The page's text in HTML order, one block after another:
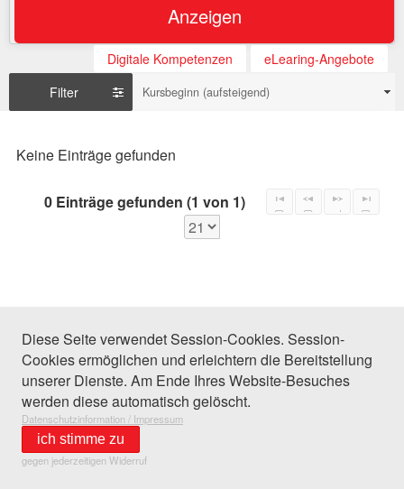
Anzeigen
Digitale Kompetenzen
eLearing-Angebote
Filter
Kursbeginn (aufsteigend)
Keine Einträge gefunden
0 Einträge gefunden (1 von 1)
Diese Seite verwendet Session-Cookies. Session-
Cookies ermöglichen und erleichtern die Bereitstellung
unserer Dienste. Am Ende Ihres Website-Besuches
werden diese automatisch gelöscht.
Datenschutzinformation / Impressum
ich stimme zu
gegen jederzeitigen Widerruf